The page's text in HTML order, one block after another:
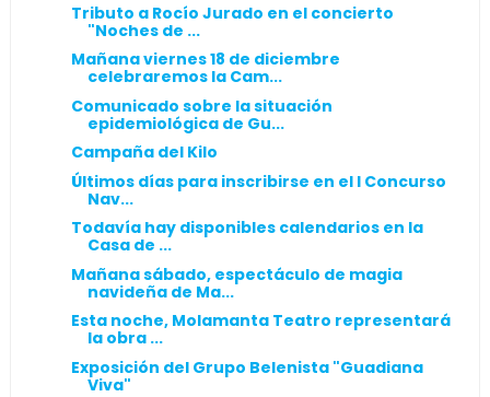
Tributo a Rocío Jurado en el concierto
"Noches de ...
Mañana viernes 18 de diciembre
celebraremos la Cam...
Comunicado sobre la situación
epidemiológica de Gu...
Campaña del Kilo
Últimos días para inscribirse en el I Concurso
Nav...
Todavía hay disponibles calendarios en la
Casa de ...
Mañana sábado, espectáculo de magia
navideña de Ma...
Esta noche, Molamanta Teatro representará
la obra ...
Exposición del Grupo Belenista "Guadiana
Viva"